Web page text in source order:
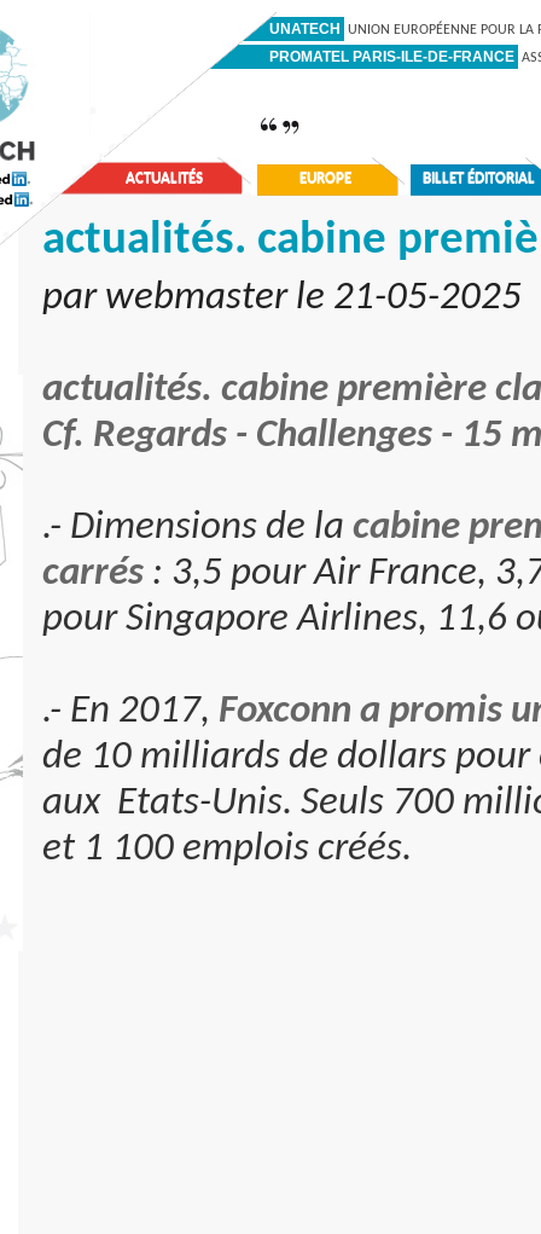
UNATECH UNION EUROPÉENNE POUR LA
PROMATEL PARIS-ILE-DE-FRANCE
ACTUALITÉS EUROPE BILLET ÉDITORIAL
actualités. cabine
par webmaster le 21-05-2025
actualités. cabine première
Cf. Regards - Challenges - 15
.- Dimensions de la cabine
carrés : 3,5 pour Air France,
pour Singapore Airlines, 11,6
.- En 2017, Foxconn a promis
de 10 milliards de dollars
aux Etats-Unis. Seuls 700
et 1 100 emplois créés.